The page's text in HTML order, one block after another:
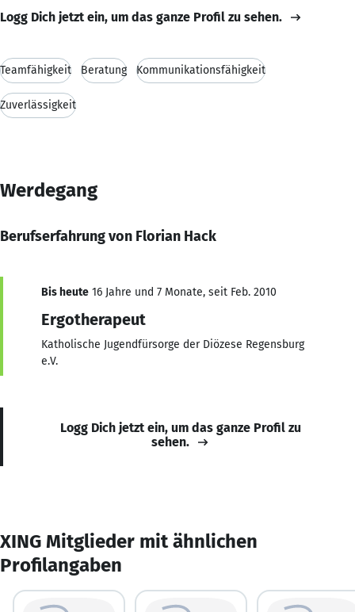
Logg Dich jetzt ein, um das ganze Profil zu sehen.
Teamfähigkeit Beratung Kommunikationsfähigkeit
Zuverlässigkeit
Werdegang
Berufserfahrung von Florian Hack
Bis heute 16 Jahre und 7 Monate, seit Feb. 2010
Ergotherapeut
Katholische Jugendfürsorge der Diözese Regensburg
e.V.
Logg Dich jetzt ein, um das ganze Profil zu
sehen.
XING Mitglieder mit ähnlichen
Profilangaben